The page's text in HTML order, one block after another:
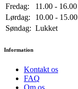
Fredag:
11.00 - 16.00
Lørdag:
10.00 - 15.00
Søndag: Lukket
Information
Kontakt os
FAQ
Om os